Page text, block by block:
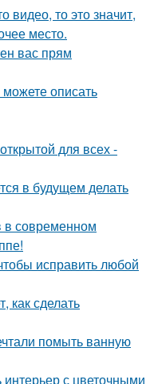
видео, то это значит,
место.
вас прям
описать
для всех -
в будущем делать
в современном
исправить любой
как сделать
помыть ванную
с цветочными